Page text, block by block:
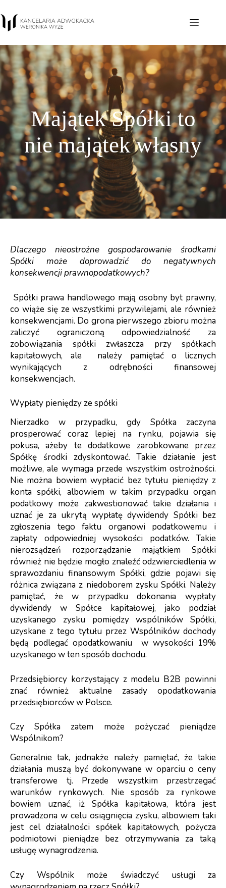
Majątek Spółki to
nie majątek własny
Dlaczego nieostrożne gospodarowanie środkami
Spółki może doprowadzić do negatywnych
konsekwencji prawnopodatkowych?
Spółki prawa handlowego mają osobny byt prawny,
co wiąże się ze wszystkimi przywilejami, ale również
konsekwencjami. Do grona pierwszego zbioru można
zaliczyć ograniczoną odpowiedzialność za
zobowiązania spółki zwłaszcza przy spółkach
kapitałowych, ale należy pamiętać o licznych
wynikających z odrębności finansowej
konsekwencjach.
Wypłaty pieniędzy ze spółki
Nierzadko w przypadku, gdy Spółka zaczyna
prosperować coraz lepiej na rynku, pojawia się
pokusa, ażeby te dodatkowe zarobkowane przez
Spółkę środki zdyskontować. Takie działanie jest
możliwe, ale wymaga przede wszystkim ostrożności.
Nie można bowiem wypłacić bez tytułu pieniędzy z
konta spółki, albowiem w takim przypadku organ
podatkowy może zakwestionować takie działania i
uznać je za ukrytą wypłatę dywidendy Spółki bez
zgłoszenia tego faktu organowi podatkowemu i
zapłaty odpowiedniej wysokości podatków. Takie
nierozsądzeń rozporządzanie majątkiem Spółki
również nie będzie mogło znaleźć odzwierciedlenia w
sprawozdaniu finansowym Spółki, gdzie pojawi się
różnica związana z niedoborem zysku Spółki. Należy
pamiętać, że w przypadku dokonania wypłaty
dywidendy w Spółce kapitałowej, jako podział
uzyskanego zysku pomiędzy wspólników Spółki,
uzyskane z tego tytułu przez Wspólników dochody
będą podlegać opodatkowaniu w wysokości 19%
uzyskanego w ten sposób dochodu.
Przedsiębiorcy korzystający z modelu B2B powinni
znać również aktualne zasady opodatkowania
przedsiębiorców w Polsce.
Czy Spółka zatem może pożyczać pieniądze
Wspólnikom?
Generalnie tak, jednakże należy pamiętać, że takie
działania muszą być dokonywane w oparciu o ceny
transferowe tj. Przede wszystkim przestrzegać
warunków rynkowych. Nie sposób za rynkowe
bowiem uznać, iż Spółka kapitałowa, która jest
prowadzona w celu osiągnięcia zysku, albowiem taki
jest cel działalności spółek kapitałowych, pożycza
podmiotowi pieniądze bez otrzymywania za taką
usługę wynagrodzenia.
Czy Wspólnik może świadczyć usługi za